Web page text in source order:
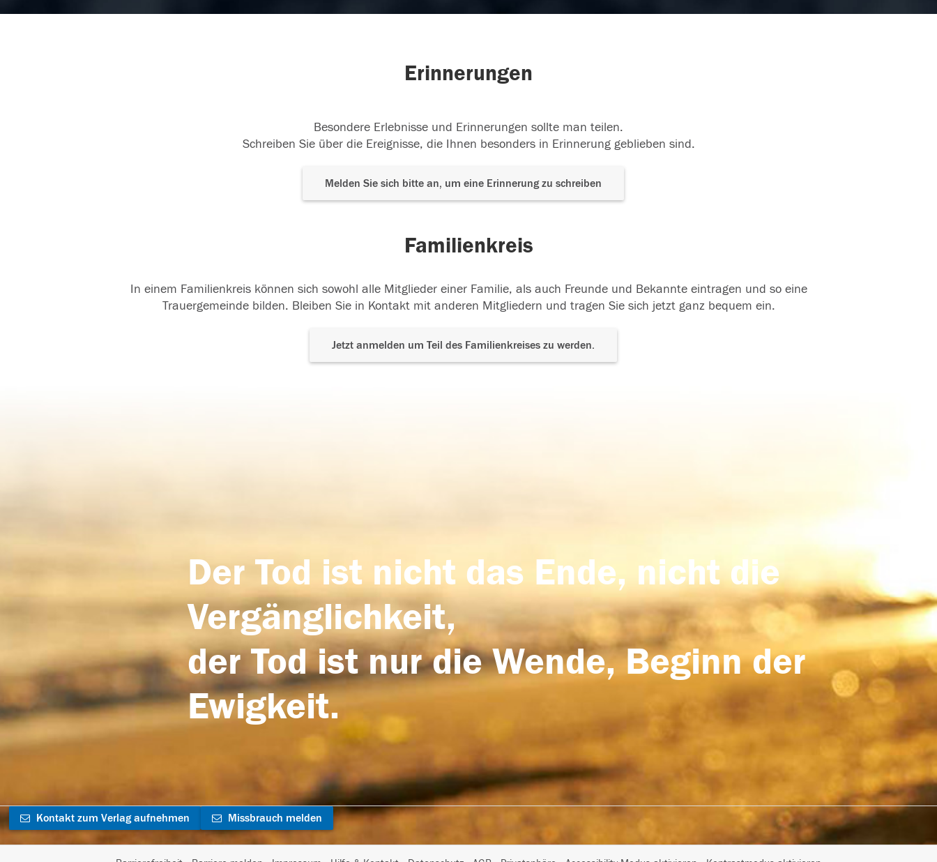
Erinnerungen
Besondere Erlebnisse und Erinnerungen sollte man teilen.
Schreiben Sie über die Ereignisse, die Ihnen besonders in Erinnerung geblieben sind.
Melden Sie sich bitte an, um eine Erinnerung zu schreiben
Familienkreis
In einem Familienkreis können sich sowohl alle Mitglieder einer Familie, als auch Freunde und Bekannte eintragen und so eine
Trauergemeinde bilden. Bleiben Sie in Kontakt mit anderen Mitgliedern und tragen Sie sich jetzt ganz bequem ein.
Jetzt anmelden um Teil des Familienkreises zu werden.
Der Tod ist nicht das Ende, nicht die
Vergänglichkeit,
der Tod ist nur die Wende, Beginn der
Ewigkeit.
Kontakt zum Verlag aufnehmen Missbrauch melden